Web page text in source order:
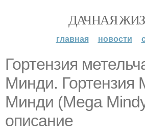
ДАЧНАЯ
главная новости
Гортензия
Минди. Гортензия
Минди (Mega
описание